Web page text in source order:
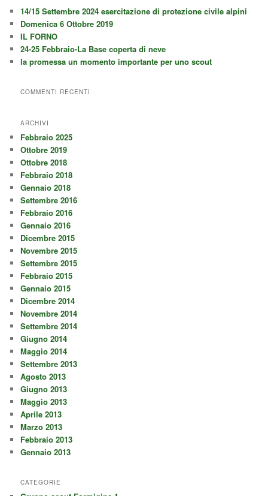
14/15 Settembre 2024 esercitazione di protezione civile alpini
Domenica 6 Ottobre 2019
IL FORNO
24-25 Febbraio-La Base coperta di neve
la promessa un momento importante per uno scout
COMMENTI RECENTI
ARCHIVI
Febbraio 2025
Ottobre 2019
Ottobre 2018
Febbraio 2018
Gennaio 2018
Settembre 2016
Febbraio 2016
Gennaio 2016
Dicembre 2015
Novembre 2015
Settembre 2015
Febbraio 2015
Gennaio 2015
Dicembre 2014
Novembre 2014
Settembre 2014
Giugno 2014
Maggio 2014
Settembre 2013
Agosto 2013
Giugno 2013
Maggio 2013
Aprile 2013
Marzo 2013
Febbraio 2013
Gennaio 2013
CATEGORIE